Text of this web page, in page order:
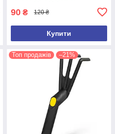
90 ₴ 120 ₴
Купити
Топ продажів –21%